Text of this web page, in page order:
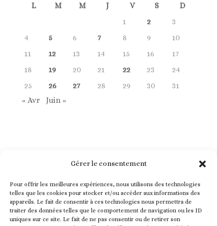
Gérer le consentement
Pour offrir les meilleures expériences, nous utilisons des technologies
telles que les cookies pour stocker et/ou accéder aux informations des
appareils. Le fait de consentir à ces technologies nous permettra de
traiter des données telles que le comportement de navigation ou les ID
uniques sur ce site. Le fait de ne pas consentir ou de retirer son
L M M J V S
D
1
2
3
4
5 6 7 8 9
10
11
12 13 14 15 16
17
18
19 20 21 22 23
24
25
26 27 28 29 30
31
« Avr
Juin »